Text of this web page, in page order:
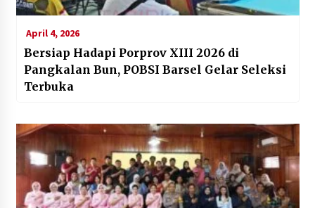
April 4, 2026
Bersiap Hadapi Porprov XIII 2026 di
Pangkalan Bun, POBSI Barsel Gelar Seleksi
Terbuka